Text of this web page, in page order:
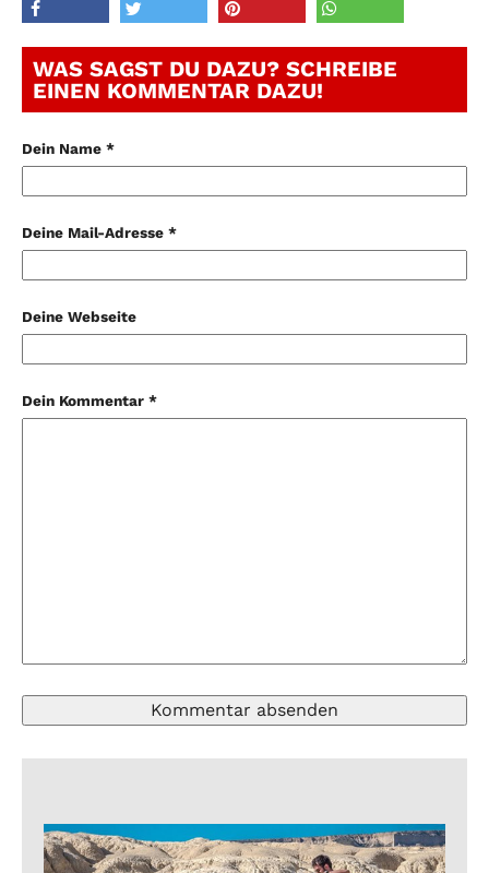
WAS SAGST DU DAZU? SCHREIBE
EINEN KOMMENTAR DAZU!
Dein Name *
Deine Mail-Adresse *
Deine Webseite
Dein Kommentar *